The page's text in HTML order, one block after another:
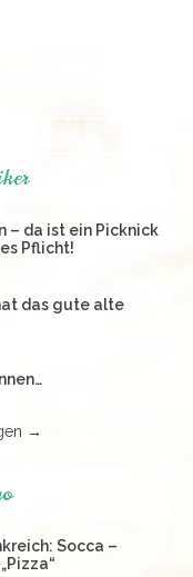
– da ist ein Picknick
Pflicht!
das gute alte
→
Socca –